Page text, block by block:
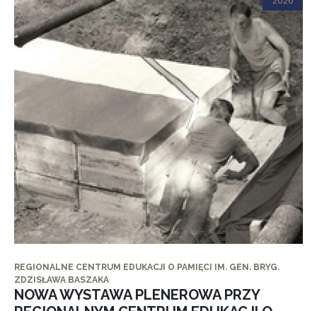
REGIONALNE CENTRUM EDUKACJI O PAMIĘCI IM. GEN. BRYG.
ZDZISŁAWA BASZAKA
NOWA WYSTAWA PLENEROWA PRZY